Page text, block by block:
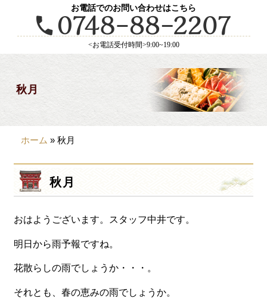
お電話でのお問い合わせはこちら
<お電話受付時間>9:00~19:00
秋月
接待・おもてなし
会議・セミナー弁当
製薬会社様向け
観光・行楽
価格から選ぶ
~999円
1,000~1,999円
2,000~2,999円
3,000~3999円
4,000~7999円
ホーム »秋月
秋月
おはようございます。スタッフ中井です。
明日から雨予報ですね。
花散らしの雨でしょうか・・・。
それとも、春の恵みの雨でしょうか。